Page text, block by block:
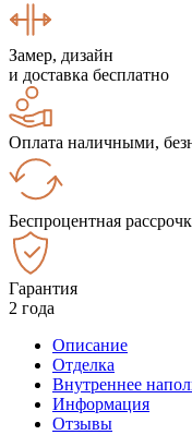
Замер, дизайн
и доставка бесплатно
Оплата наличными,
Беспроцентная
Гарантия
2 года
Описание
Отделка
Внутреннее
Информация
Отзывы